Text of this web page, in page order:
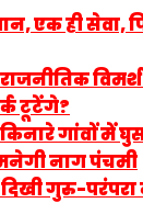
ही सेवा,
टूटेंगे?
गांवों में
नाग पंचमी
गुरु-परंपरा